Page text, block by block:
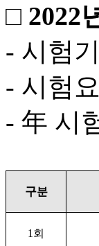
□ 2022
- 시험
- 시험
- 年 시
구분
1 회